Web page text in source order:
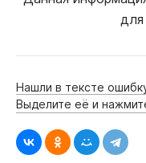
Нашли в тексте
Выделите её и